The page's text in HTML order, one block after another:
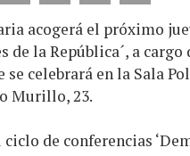
acogerá el próximo
de la República´, a
se celebrará en la Sala
Murillo, 23.
de conferencias